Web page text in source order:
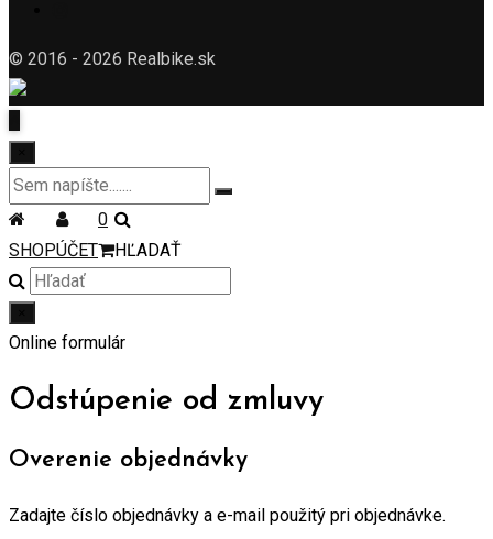
© 2016 - 2026 Realbike.sk
SHOPÚČET
0
HĽADAŤ
Online formulár
Odstúpenie od zmluvy
Overenie objednávky
Zadajte číslo objednávky a e-mail použitý pri objednávke.